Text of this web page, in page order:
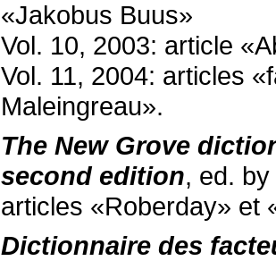
«Jakobus Buus»
Vol. 10, 2003: article
Vol. 11, 2004: articles
Maleingreau».
The New Grove
second edition, ed.
articles «Roberday» et
Dictionnaire des